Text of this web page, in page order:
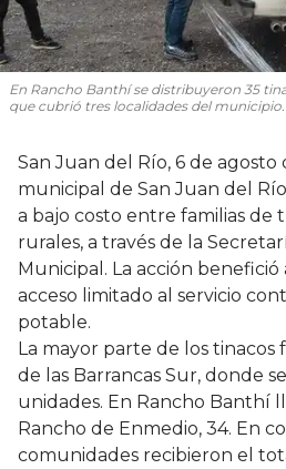
En Rancho Banthí se distribuyeron 35
que cubrió tres localidades del municipio.
San Juan del Río, 6 de
municipal de San Juan del
a bajo costo entre familias de
rurales, a través de la
Municipal. La acción benefició
acceso limitado al servicio
potable.
La mayor parte de los tinacos
de las Barrancas Sur, donde
unidades. En Rancho Banthí
Rancho de Enmedio, 34. En
comunidades recibieron el